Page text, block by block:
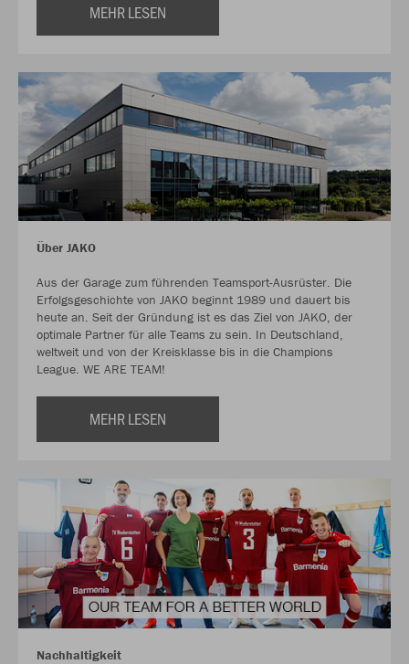
MEHR LESEN
Über JAKO
Aus der Garage zum führenden Teamsport-Ausrüster. Die
Erfolgsgeschichte von JAKO beginnt 1989 und dauert bis
heute an. Seit der Gründung ist es das Ziel von JAKO, der
optimale Partner für alle Teams zu sein. In Deutschland,
weltweit und von der Kreisklasse bis in die Champions
League. WE ARE TEAM!
MEHR LESEN
Nachhaltigkeit